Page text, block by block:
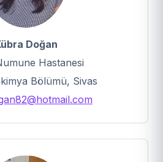
Doğan
Hastanesi
Bölümü, Sivas